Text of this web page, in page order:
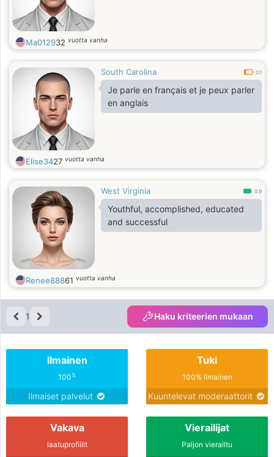
Ma012932 vuotta vanha
South Carolina 0.1
Je parle en français et je peux parler
en anglais
Elise3427 vuotta vanha
West Virginia 0.9
Youthful, accomplished, educated
and successful
Renee88861 vuotta vanha
1 Haku kriteerien mukaan
Ilmainen
100%
Ilmaiset palvelut
Tuki
100% ilmainen
Kuuntelevat moderaattorit
Vakava
laatuprofiilit
Vierailijat
Paljon vierailtu